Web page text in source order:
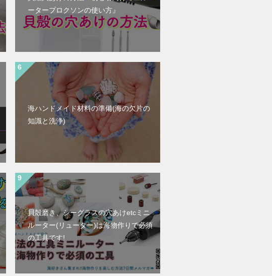
ータープロクソンの使い方』
海ハンドメイド材料の準備(海の欠片の
知識と洗浄)
貝殻磨き、シーグラスの穴あけetcミニ
ルーター(リューター)は海物作りで必須
の工具です!